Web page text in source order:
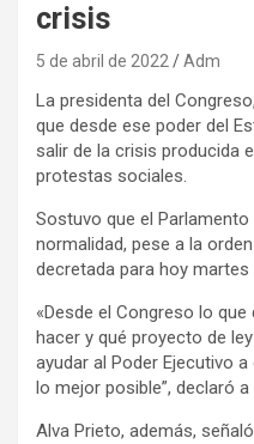
crisis
5 de abril de 2022 Adm
La presidenta del
que desde ese poder del
salir de la crisis producida
protestas sociales.
Sostuvo que el
normalidad, pese a la
decretada para hoy martes
«Desde el Congreso lo
hacer y qué proyecto de
ayudar al Poder Ejecutivo
lo mejor posible”, declaró a
Alva Prieto, además,